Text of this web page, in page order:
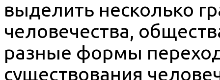
выделить несколько
человечества,
разные формы
существования